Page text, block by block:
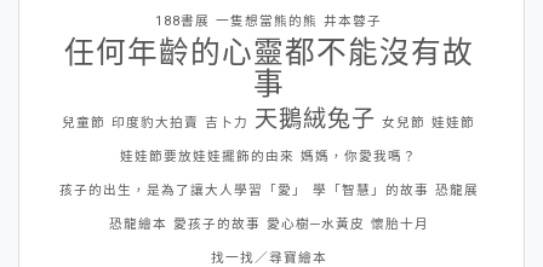
188書展 一隻想當熊的熊 井本蓉子
任何年齡的心靈都不能沒有故
事
兒童節 印度豹大拍賣 吉卜力 天鵝絨兔子 女兒節 娃娃節
娃娃節要放娃娃擺飾的由來 媽媽，你愛我嗎？
孩子的出生，是為了讓大人學習「愛」 學「智慧」的故事 恐龍展
恐龍繪本 愛孩子的故事 愛心樹─水黃皮 懷胎十月
找一找／尋寶繪本